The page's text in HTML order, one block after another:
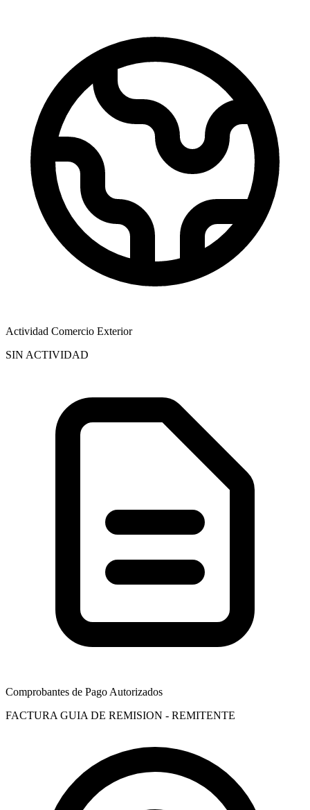
Actividad Comercio Exterior
SIN ACTIVIDAD
Comprobantes de Pago Autorizados
FACTURA GUIA DE REMISION - REMITENTE